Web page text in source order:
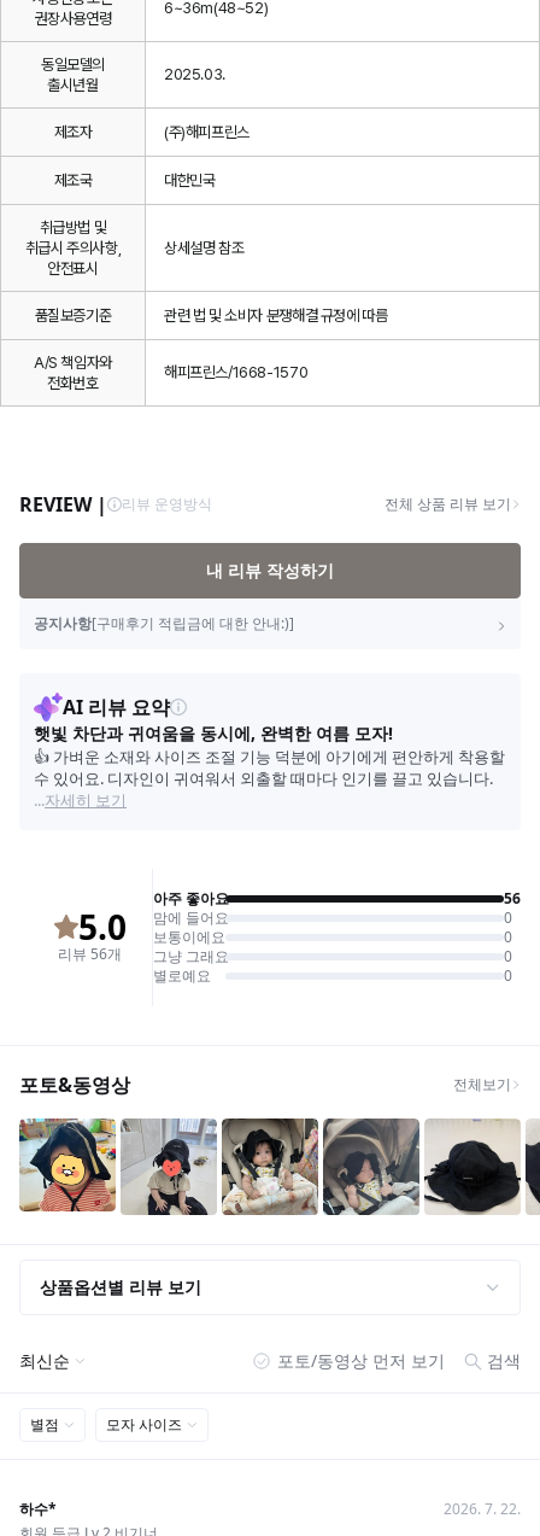
권장사용연령
6~36m(48~52)
동일모델의
출시년월
2025.03.
제조자 (주)해피프린스
제조국 대한민국
취급방법 및
취급시 주의사항,
안전표시
상세설명 참조
품질보증기준 관련 법 및 소비자 분쟁해결 규정에 따름
A/S 책임자와
전화번호
해피프린스/1668-1570